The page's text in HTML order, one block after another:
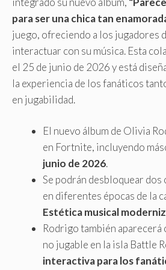
para ser una chica tan
juego, ofreciendo a los jugadores
interactuar con su música. Esta
el 25 de junio de 2026 y está
la experiencia de los fanáticos
en jugabilidad.
El nuevo álbum de Olivia
en Fortnite, incluyendo
junio de 2026.
Se podrán desbloquear
en diferentes épocas de la
Estética musical
Rodrigo también aparecerá
no jugable en la isla Battle
interactiva para los